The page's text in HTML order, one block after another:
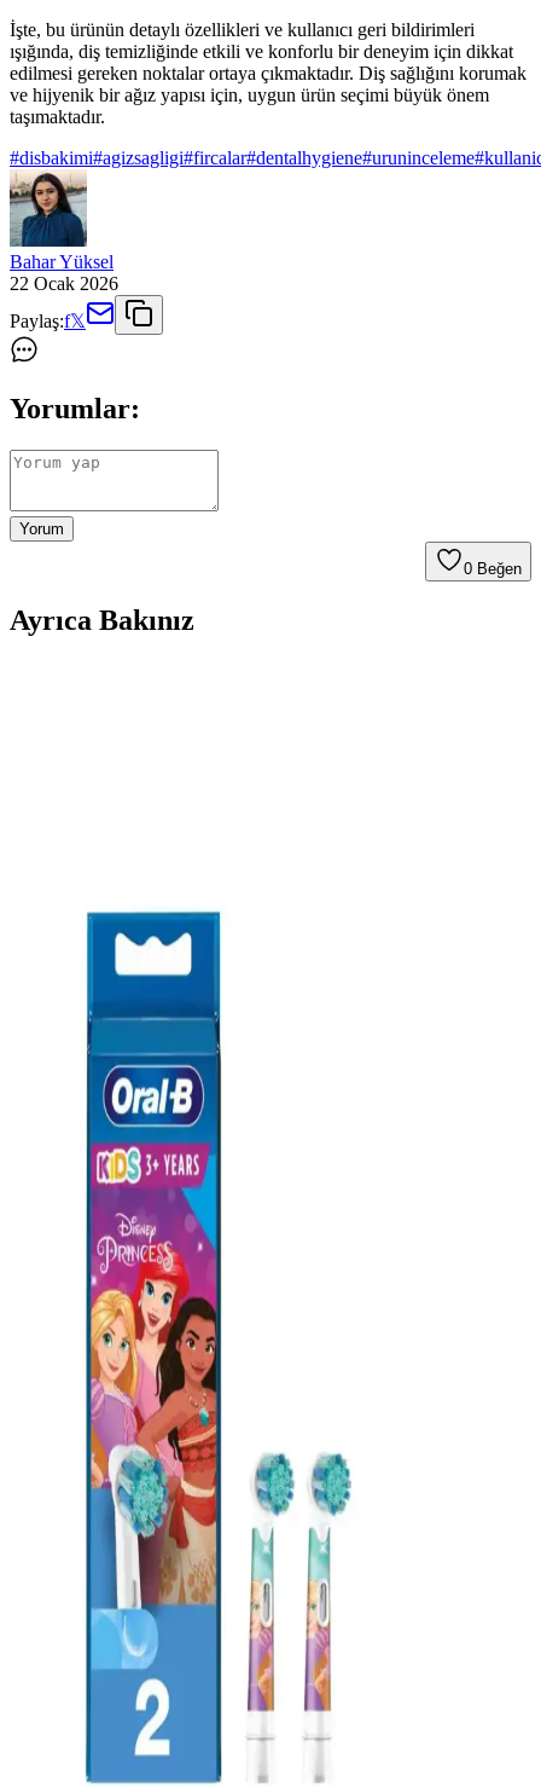
İşte, bu ürünün detaylı özellikleri ve kullanıcı geri bildirimleri
ışığında, diş temizliğinde etkili ve konforlu bir deneyim için dikkat
edilmesi gereken noktalar ortaya çıkmaktadır. Diş sağlığını korumak
ve hijyenik bir ağız yapısı için, uygun ürün seçimi büyük önem
taşımaktadır.
#disbakimi#agizsagligi#fircalar#dentalhygiene#uruninceleme#
Bahar Yüksel
22 Ocak 2026
Paylaş:f𝕏
Yorumlar:
Yorum
0 Beğen
Ayrıca Bakınız
Kyver’in 3D White 4’lü Oral-B uyumlu fırça başlığı, nazik temizlik
performans detaylarıyla, diş sağlığına katkı sağlayan bu ürün
hakkında bilmeniz gerekenler.
Qartz Diş Temizleme ve Beyazlatma Pastası: Etkili
ve Güvenli Diş Bakım Ürünü
Qartz diş temizleme ve beyazlatma pastası, leke ve tartar sorunlarını
hedefleyen, kontrollü ve etkili temizlik sağlayan Türkiye menşeli bir
ürün. Güçlü formülüyle dişleri nazikçe temizler ve doğal parlaklığı
geri kazandırır.
Magic Kit Diş Temizleme Kiti: Doğal ve Etkili Diş
Temizliği Çözümü
Magic Kit diş temizleme kiti, bitkisel içeriklerle formüle edilmiş,
dişlerdeki lekeleri gideren ve doğal yapıya zarar vermeden temizlik
sağlayan pratik bir ürün. Kullanımı kolay ve güvenilir.
Türkiye Menşeli Mikro Partiküllü Diş Macunu ile
Güzel ve Sağlıklı Gülüşler
Türkiye menşeli mikro partiküllü diş macunu, nazik temizliği ve
beyazlatma özellikleriyle diş sağlığını destekler, nefes ferahlığı sağlar
ve hassas dişlere uygun kullanım sunar.
CREST 3D Whitestrips Profesyonel Etkiler:
Güvenilir ve Pratik Diş Beyazlatma Çözümü
CREST 3D Whitestrips Profesyonel Etkiler, kolay uygulanabilirliği
ve etkili sonuçlarıyla diş beyazlatmada yeni bir standart sunar.
Düzenli kullanımda gözle görülür farklar sağlar.
Oral-B iO Ultimate Clean Siyah Diş Fırçası Yedek
Başlığı İncelemesi ve Kullanım Rehberi